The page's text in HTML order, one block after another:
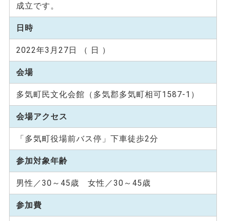
成立です。
日時
2022年3月27日 （ 日 ）
会場
多気町民文化会館（多気郡多気町相可1587-1）
会場アクセス
「多気町役場前バス停」下車徒歩2分
参加対象年齢
男性／30～45歳 女性／30～45歳
参加費